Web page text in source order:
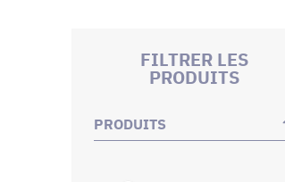
FILTRER LES
PRODUITS
PRODUITS